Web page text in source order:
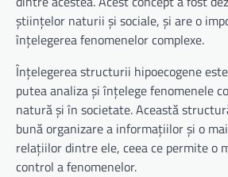
științelor naturii și sociale, și are o
înțelegerea fenomenelor complexe.
Înțelegerea structurii hipoecogene
putea analiza și înțelege fenomenele
natură și în societate. Această
bună organizare a informațiilor și o
relațiilor dintre ele, ceea ce permite o
control a fenomenelor.